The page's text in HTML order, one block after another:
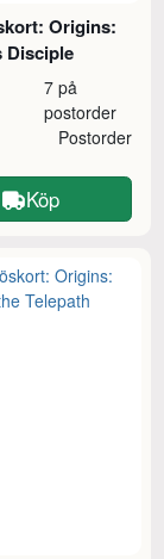
Origins:
Disciple
7 på
postorder
Postorder
Köp